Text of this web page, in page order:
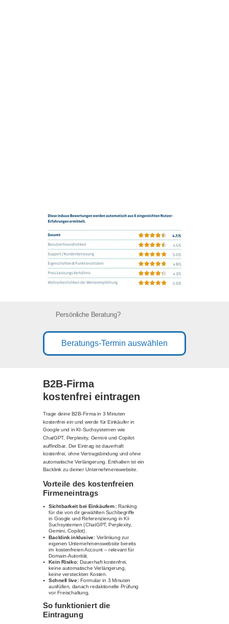
Beratungs-Termin auswählen
Persönliche Beratung?
B2B-Firma
kostenfrei eintragen
Trage deine B2B-Firma in 3 Minuten
kostenfrei ein und werde für Einkäufer in
Google und in KI-Suchsystemen wie
ChatGPT, Perplexity, Gemini und Copilot
auffindbar. Der Eintrag ist dauerhaft
kostenfrei, ohne Vertragsbindung und ohne
automatische Verlängerung. Enthalten ist ein
Backlink zu deiner Unternehmenswebsite.
Vorteile des kostenfreien
Firmeneintrags
Sichtbarkeit bei Einkäufern: Ranking
für die von dir gewählten Suchbegriffe
in Google und Referenzierung in KI-
Suchsystemen (ChatGPT, Perplexity,
Gemini, Copilot).
Backlink inklusive: Verlinkung zur
eigenen Unternehmenswebsite bereits
im kostenfreien Account – relevant für
Domain-Autorität.
Kein Risiko: Dauerhaft kostenfrei,
keine automatische Verlängerung,
keine versteckten Kosten.
Schnell live: Formular in 3 Minuten
ausfüllen, danach redaktionelle Prüfung
vor Freischaltung.
So funktioniert die
Eintragung